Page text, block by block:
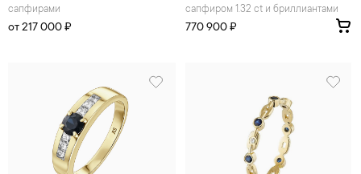
сапфирами
от 217 000 ₽
сапфиром 1.32 ct и бриллиантами
770 900 ₽